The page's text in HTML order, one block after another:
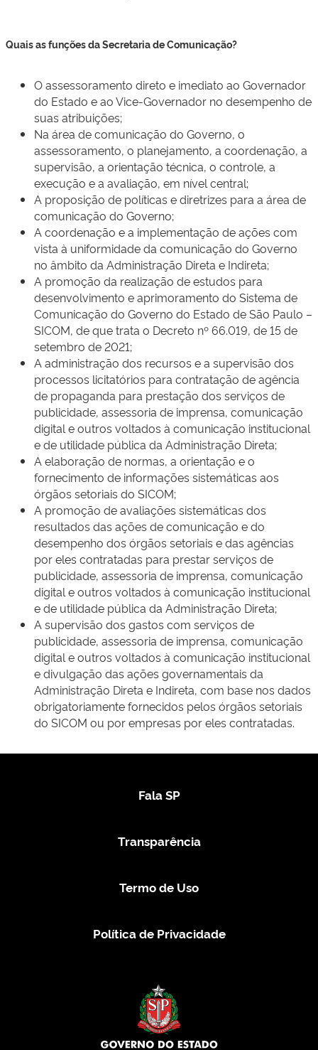
Quais as funções da Secretaria de Comunicação?
­O assessoramento direto e imediato ao Governador
do Estado e ao Vice-Governador no desempenho de
suas atribuições;
­Na área de comunicação do Governo, o
assessoramento, o planejamento, a coordenação, a
supervisão, a orientação técnica, o controle, a
execução e a avaliação, em nível central;
A proposição de políticas e diretrizes para a área de
comunicação do Governo;
A coordenação e a implementação de ações com
vista à uniformidade da comunicação do Governo
no âmbito da Administração Direta e Indireta;
A promoção da realização de estudos para
desenvolvimento e aprimoramento do Sistema de
Comunicação do Governo do Estado de São Paulo –
SICOM, de que trata o Decreto nº 66.019, de 15 de
setembro de 2021;
A administração dos recursos e a supervisão dos
processos licitatórios para contratação de agência
de propaganda para prestação dos serviços de
publicidade, assessoria de imprensa, comunicação
digital e outros voltados à comunicação institucional
e de utilidade pública da Administração Direta;
A elaboração de normas, a orientação e o
fornecimento de informações sistemáticas aos
órgãos setoriais do SICOM;
A promoção de avaliações sistemáticas dos
resultados das ações de comunicação e do
desempenho dos órgãos setoriais e das agências
por eles contratadas para prestar serviços de
publicidade, assessoria de imprensa, comunicação
digital e outros voltados à comunicação institucional
e de utilidade pública da Administração Direta;
A supervisão dos gastos com serviços de
publicidade, assessoria de imprensa, comunicação
digital e outros voltados à comunicação institucional
e divulgação das ações governamentais da
Administração Direta e Indireta, com base nos dados
obrigatoriamente fornecidos pelos órgãos setoriais
do SICOM ou por empresas por eles contratadas.
Fala SP
Transparência
Termo de Uso
Política de Privacidade